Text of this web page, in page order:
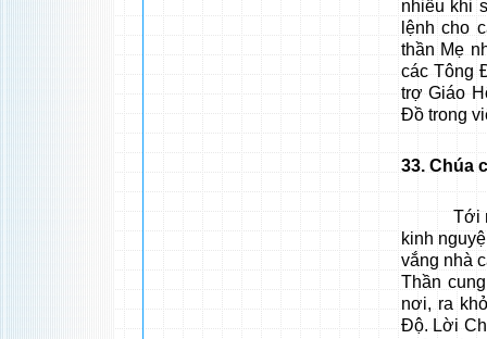
nhiều khi
lệnh cho
thần Mẹ
các Tông
trợ Giáo
Đồ trong
33. Chúa
Tới năm
kinh
vắng nhà
Thần
nơi, ra
Độ. Lời